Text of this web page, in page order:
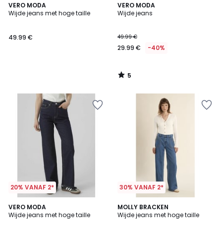
VERO MODA
Wijde jeans met hoge taille
49.99 €
VERO MODA
Wijde jeans
49.99 €
29.99 € -40%
5
/
5
/
20% VANAF 2*
VERO MODA
Wijde jeans met hoge taille
4.8
/ 5
30% VANAF 2*
MOLLY BRACKEN
Wijde jeans met hoge taille